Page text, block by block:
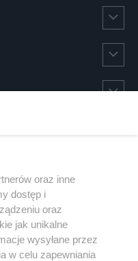
oraz inne
dostęp i
oraz
jak unikalne
wysyłane przez
w celu zapewniania